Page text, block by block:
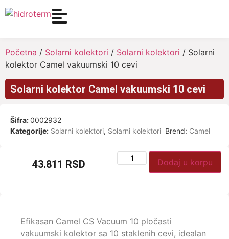
Početna / Solarni kolektori / Solarni kolektori / Solarni
kolektor Camel vakuumski 10 cevi
Solarni kolektor Camel vakuumski 10 cevi
Šifra:0002932
Kategorije: Solarni kolektori, Solarni kolektori Brend: Camel
43.811 RSD Dodaj u korpu
Efikasan Camel CS Vacuum 10 pločasti
vakuumski kolektor sa 10 staklenih cevi, idealan